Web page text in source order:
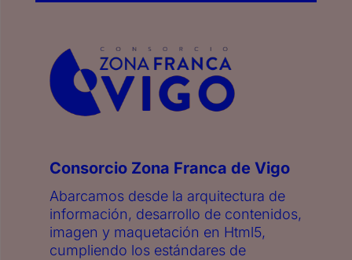
Consorcio Zona Franca de Vigo
Abarcamos desde la arquitectura de
información, desarrollo de contenidos,
imagen y maquetación en Html5,
cumpliendo los estándares de